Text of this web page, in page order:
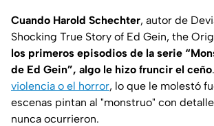
Cuando Harold Schechter, autor de
Shocking True Story of Ed Gein, the
los primeros episodios de la serie
de Ed Gein”, algo le hizo fruncir el ceño
violencia o el horror, lo que le molestó
escenas pintan al "monstruo" con
nunca ocurrieron.